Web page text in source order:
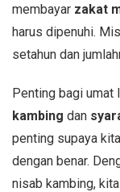
membayar zakat
harus dipenuhi.
setahun dan
Penting bagi umat
kambing dan
penting supaya
dengan benar.
nisab kambing,